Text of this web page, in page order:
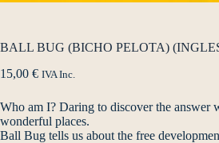
BALL BUG (BICHO PELOTA)
15,00 € IVA Inc.
Who am I? Daring to discover the answer
wonderful places.
Ball Bug tells us about the free